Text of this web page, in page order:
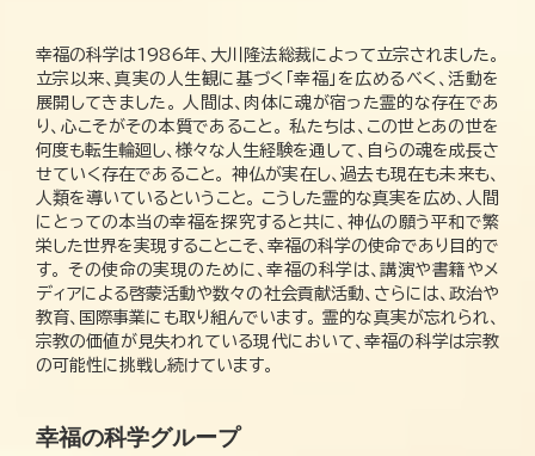
幸福の科学は1986年、大川隆法総裁によって立宗されました。
立宗以来、真実の人生観に基づく「幸福」を広めるべく、活動を
展開してきました。 人間は、肉体に魂が宿った霊的な存在であ
り、心こそがその本質であること。 私たちは、この世とあの世を
何度も転生輪廻し、様々な人生経験を通して、自らの魂を成長さ
せていく存在であること。 神仏が実在し、過去も現在も未来も、
人類を導いているということ。 こうした霊的な真実を広め、人間
にとっての本当の幸福を探究すると共に、神仏の願う平和で繁
栄した世界を実現することこそ、幸福の科学の使命であり目的で
す。 その使命の実現のために、幸福の科学は、講演や書籍やメ
ディアによる啓蒙活動や数々の社会貢献活動、さらには、政治や
教育、国際事業にも取り組んでいます。 霊的な真実が忘れられ、
宗教の価値が見失われている現代において、幸福の科学は宗教
の可能性に挑戦し続けています。
幸福の科学グループ